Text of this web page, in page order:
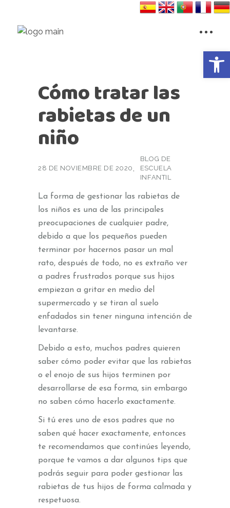
Cómo tratar las
rabietas de un
niño
28 DE NOVIEMBRE DE 2020
BLOG DE
ESCUELA
INFANTIL
La forma de gestionar las rabietas de
los niños es una de las principales
preocupaciones de cualquier padre,
debido a que los pequeños pueden
terminar por hacernos pasar un mal
rato, después de todo, no es extraño ver
a padres frustrados porque sus hijos
empiezan a gritar en medio del
supermercado y se tiran al suelo
enfadados sin tener ninguna intención de
levantarse.
Debido a esto, muchos padres quieren
saber cómo poder evitar que las rabietas
o el enojo de sus hijos terminen por
desarrollarse de esa forma, sin embargo
no saben cómo hacerlo exactamente.
Si tú eres uno de esos padres que no
saben qué hacer exactamente, entonces
te recomendamos que continúes leyendo,
porque te vamos a dar algunos tips que
podrás seguir para poder gestionar las
rabietas de tus hijos de forma calmada y
respetuosa.
Abrir